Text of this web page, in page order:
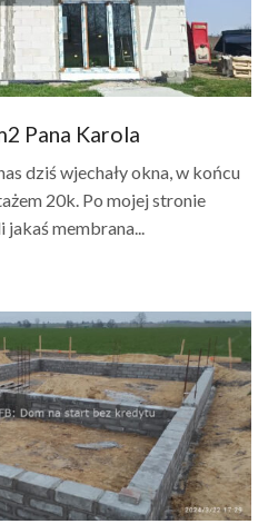
Pana Karola
dziś wjechały okna, w końcu
20k. Po mojej stronie
jakaś membrana...